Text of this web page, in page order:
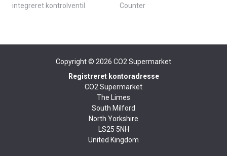
integreret kontrolventil
Counter
Copyright © 2026 CO2 Supermarket
Registreret kontoradresse
CO2 Supermarket
The Limes
South Milford
North Yorkshire
LS25 5NH
United Kingdom